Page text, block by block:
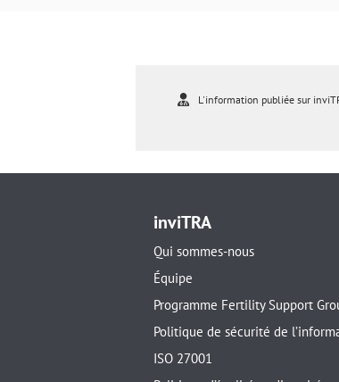
L'information publiée sur
inviTRA
Qui sommes-nous
Équipe
Programme Fertility Support
Politique de sécurité de
ISO 27001